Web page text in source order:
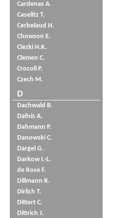
Cardenas A.
Caselitz T.
Cerbelaud H.
Chowson E.
Ciezki H.K.
Clemen C.
Crocoll P.
Czech M.
D
Dachwald B.
Dafnis A.
Dahmann P.
Danowski C.
Dargel G.
Darkow I.-L.
de Rose F.
Dillmann R.
Dirlich T.
Dittert C.
Dittrich J.